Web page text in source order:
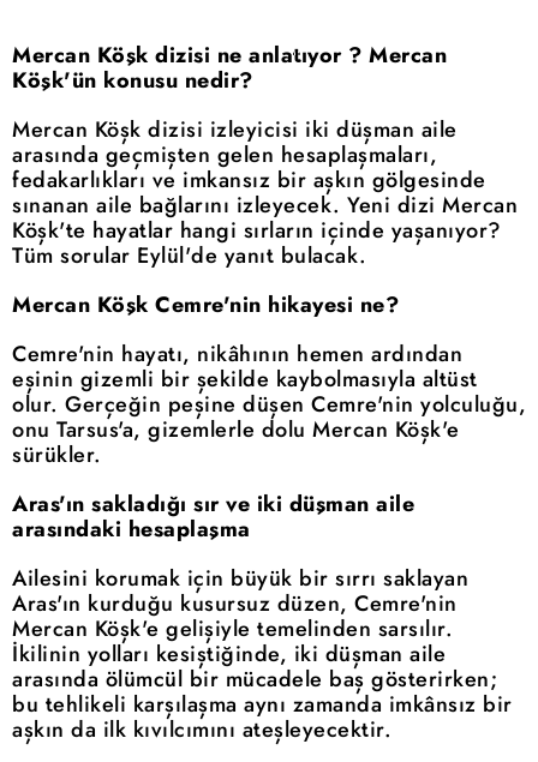
Mercan Köşk dizisi ne anlatıyor ? Mercan
Köşk'ün konusu nedir?
Mercan Köşk dizisi izleyicisi iki düşman aile
arasında geçmişten gelen hesaplaşmaları,
fedakarlıkları ve imkansız bir aşkın gölgesinde
sınanan aile bağlarını izleyecek. Yeni dizi Mercan
Köşk'te hayatlar hangi sırların içinde yaşanıyor?
Tüm sorular Eylül'de yanıt bulacak.
Mercan Köşk Cemre'nin hikayesi ne?
Cemre'nin hayatı, nikâhının hemen ardından
eşinin gizemli bir şekilde kaybolmasıyla altüst
olur. Gerçeğin peşine düşen Cemre'nin yolculuğu,
onu Tarsus'a, gizemlerle dolu Mercan Köşk'e
sürükler.
Aras'ın sakladığı sır ve iki düşman aile
arasındaki hesaplaşma
Ailesini korumak için büyük bir sırrı saklayan
Aras'ın kurduğu kusursuz düzen, Cemre'nin
Mercan Köşk'e gelişiyle temelinden sarsılır.
İkilinin yolları kesiştiğinde, iki düşman aile
arasında ölümcül bir mücadele baş gösterirken;
bu tehlikeli karşılaşma aynı zamanda imkânsız bir
aşkın da ilk kıvılcımını ateşleyecektir.